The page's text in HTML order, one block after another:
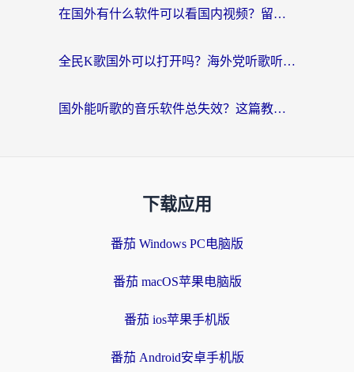
在国外有什么软件可以看国内视频？留学生亲测的追剧救星来了
全民K歌国外可以打开吗？海外党听歌听书无限制的实用指南
国外能听歌的音乐软件总失效？这篇教你怎么在海外流畅听网易云
下载应用
番茄 Windows PC电脑版
番茄 macOS苹果电脑版
番茄 ios苹果手机版
番茄 Android安卓手机版